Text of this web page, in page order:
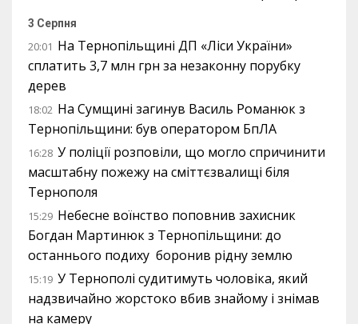
3 Серпня
20:01 На Тернопільщині ДП «Ліси України»
сплатить 3,7 млн грн за незаконну порубку
дерев
18:02 На Сумщині загинув Василь Романюк з
Тернопільщини: був оператором БпЛА
16:28 У поліції розповіли, що могло спричинити
масштабну пожежу на сміттєзвалищі біля
Тернополя
15:29 Небесне воїнство поповнив захисник
Богдан Мартинюк з Тернопільщини: до
останнього подиху боронив рідну землю
15:19 У Тернополі судитимуть чоловіка, який
надзвичайно жорстоко вбив знайому і знімав
на камеру